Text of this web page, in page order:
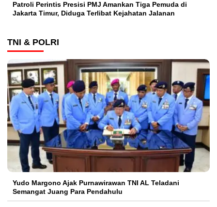
Patroli Perintis Presisi PMJ Amankan Tiga Pemuda di
Jakarta Timur, Diduga Terlibat Kejahatan Jalanan
TNI & POLRI
Yudo Margono Ajak Purnawirawan TNI AL Teladani
Semangat Juang Para Pendahulu